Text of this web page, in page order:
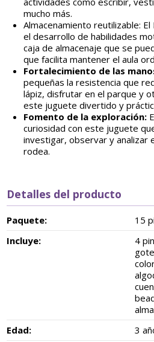
mucho más.
Almacenamiento reutilizable:
el desarrollo de habilidades
caja de almacenaje que se
que facilita mantener el aula
Fortalecimiento de las
pequeñas la resistencia que
lápiz, disfrutar en el parque y
este juguete divertido y
Fomento de la exploración:
curiosidad con este juguete
investigar, observar y analizar
rodea.
Detalles del producto
Paquete:
15
Incluye:
4
Edad:
3